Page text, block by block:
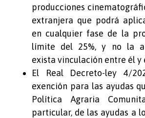
producciones
extranjera que podrá
en cualquier fase de la
límite del 25%, y no la
exista vinculación entre él y
El Real Decreto-ley 4/
exención para las ayudas
Política Agraria
particular, de las ayudas a